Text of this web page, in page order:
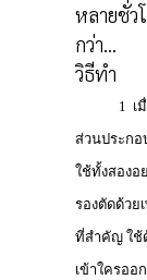
หลายชั่ว
กว่า...
วิธีทำ
1 เ
ส่วนประกอ
ใช้ทั้งสองอ
รองตัดด้วย
ที่สำคัญ ใช้
เข้าใครออ